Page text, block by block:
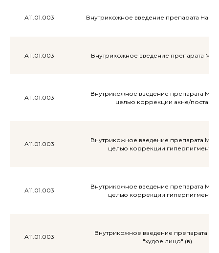
A11.01.003 Внутрикожное введение препарата Hair X
A11.01.003 Внутрикожное введение препарата
A11.01.003
Внутрикожное введение препарата
целью коррекции акне/постакне
A11.01.003
Внутрикожное введение препарата
целью коррекции
A11.01.003
Внутрикожное введение препарата
целью коррекции
A11.01.003
Внутрикожное введение препарата
"худое лицо" (в)